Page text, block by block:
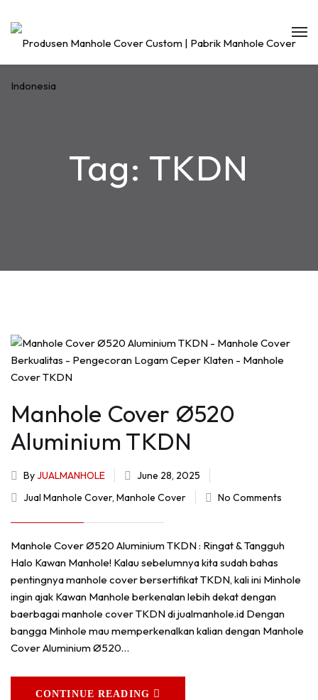
Tag: TKDN
Manhole Cover Ø520
Aluminium TKDN
ByJUALMANHOLE
June 28, 2025
Jual Manhole Cover, Manhole Cover No Comments
Manhole Cover Ø520 Aluminium TKDN : Ringat & Tangguh
Halo Kawan Manhole! Kalau sebelumnya kita sudah bahas
pentingnya manhole cover bersertifikat TKDN, kali ini Minhole
ingin ajak Kawan Manhole berkenalan lebih dekat dengan
baerbagai manhole cover TKDN di jualmanhole.id Dengan
bangga Minhole mau memperkenalkan kalian dengan Manhole
Cover Aluminium Ø520…
CONTINUE READING